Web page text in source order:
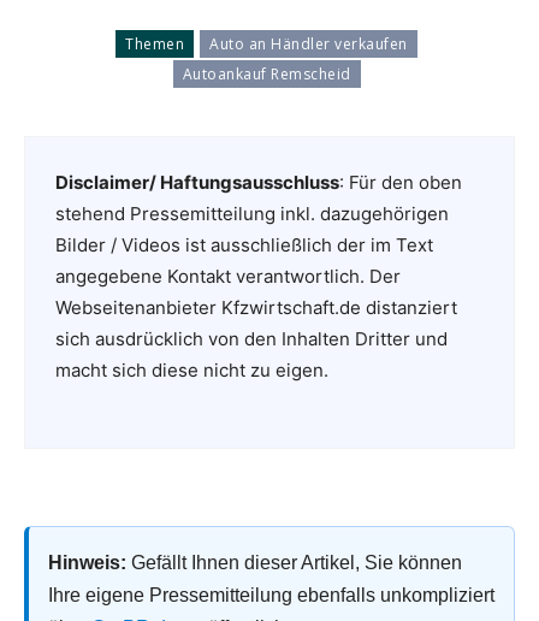
Themen
Auto an Händler verkaufen
Autoankauf Remscheid
Disclaimer/ Haftungsausschluss: Für den oben
stehend Pressemitteilung inkl. dazugehörigen
Bilder / Videos ist ausschließlich der im Text
angegebene Kontakt verantwortlich. Der
Webseitenanbieter Kfzwirtschaft.de distanziert
sich ausdrücklich von den Inhalten Dritter und
macht sich diese nicht zu eigen.
Hinweis: Gefällt Ihnen dieser Artikel, Sie können
Ihre eigene Pressemitteilung ebenfalls unkompliziert